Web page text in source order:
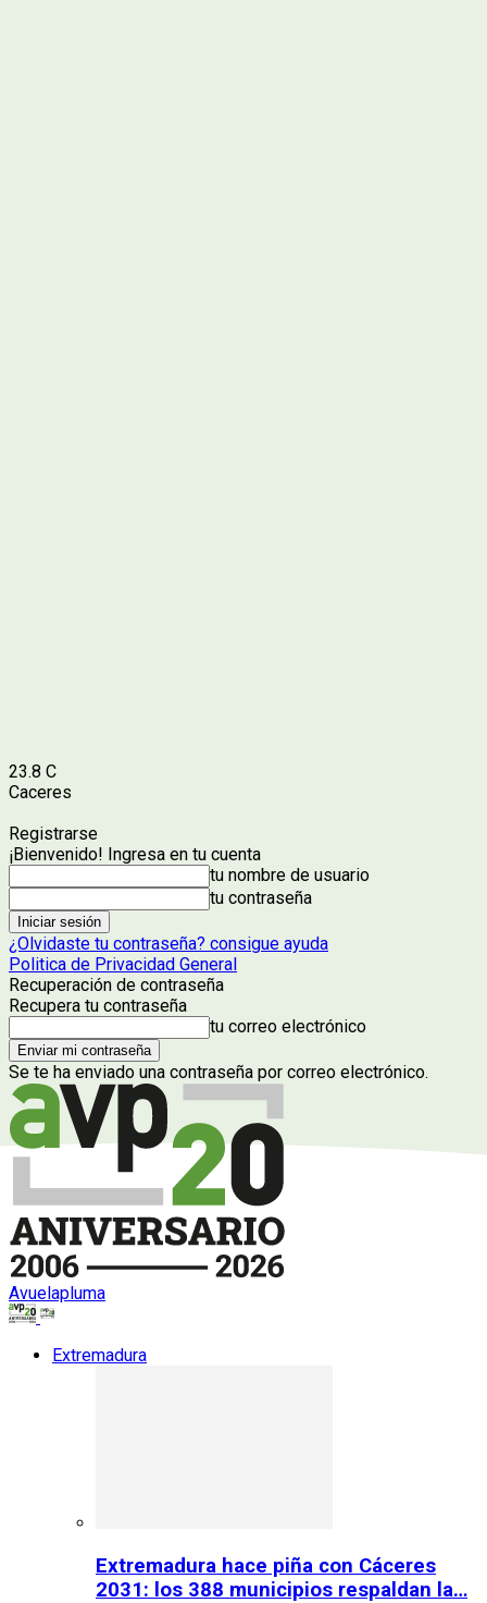
23.8 C
Caceres
Registrarse
¡Bienvenido! Ingresa en tu cuenta
tu nombre de usuario
tu contraseña
¿Olvidaste tu contraseña? consigue ayuda
Politica de Privacidad General
Recuperación de contraseña
Recupera tu contraseña
tu correo electrónico
Se te ha enviado una contraseña por correo electrónico.
Avuelapluma
Extremadura
Extremadura hace piña con Cáceres
2031: los 388 municipios respaldan la…